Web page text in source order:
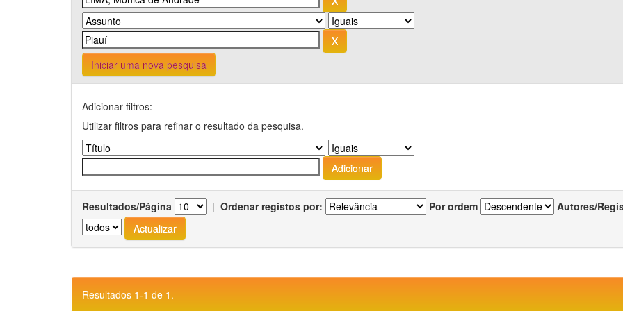
Iniciar uma nova pesquisa
Adicionar filtros:
Utilizar filtros para refinar o resultado da pesquisa.
Resultados/Página | Ordenar registos por: Por ordem Autores/
Resultados 1-1 de 1.